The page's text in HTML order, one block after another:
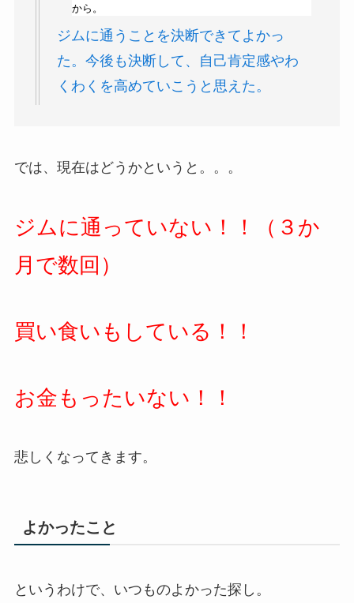
から。
ジムに通うことを決断できてよかっ
た。今後も決断して、自己肯定感やわ
くわくを高めていこうと思えた。
では、現在はどうかというと。。。
ジムに通っていない！！（ ３か
月で数回）
買い食いもしている！！
お金もったいない！！
悲しくなってきます。
よかったこと
というわけで、いつものよかった探し。